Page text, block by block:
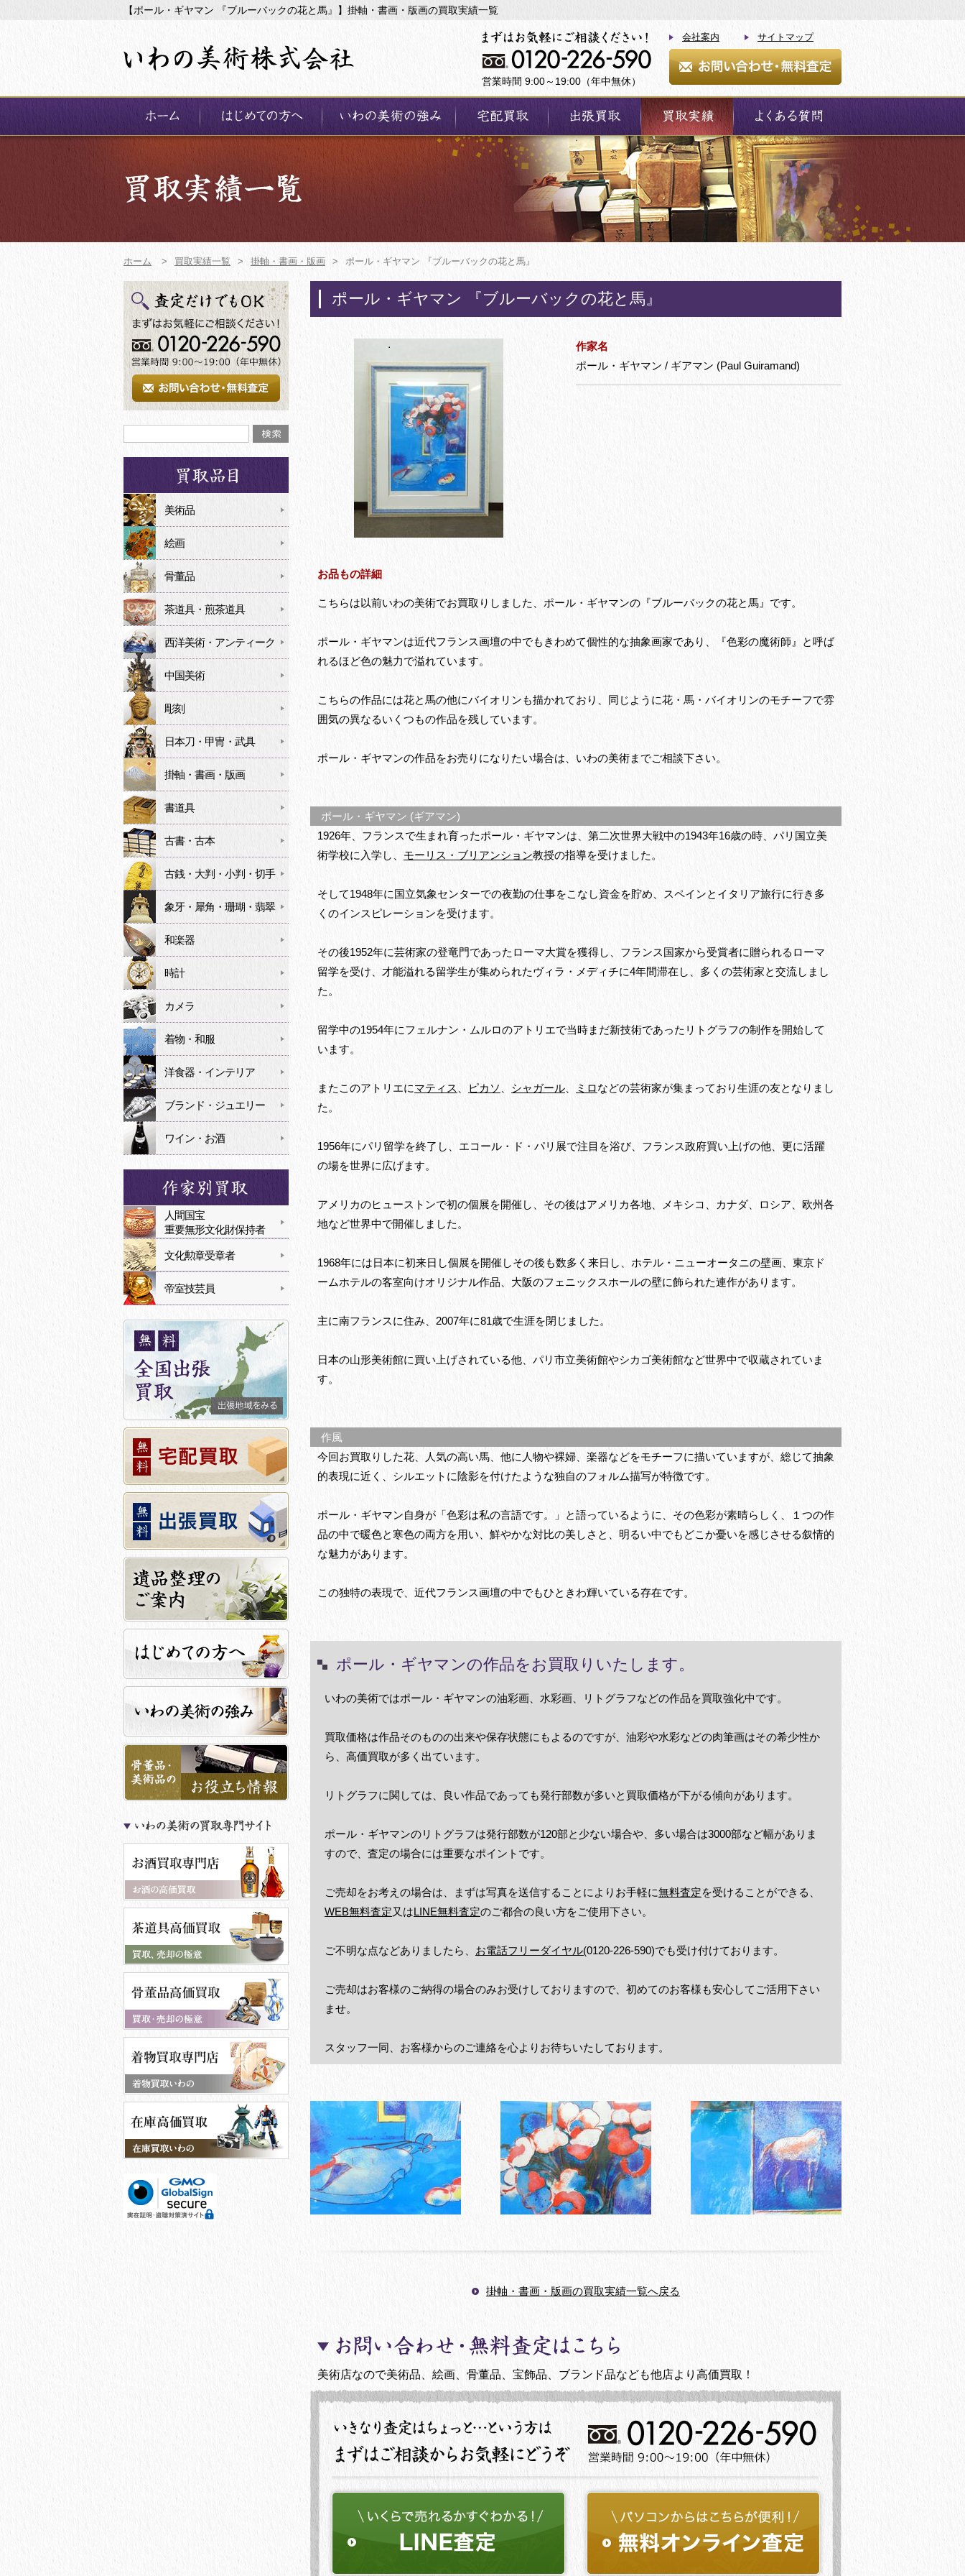
【ポール・ギヤマン 『ブルーバックの花と馬』】掛軸・書画・版画の買取実績一覧
営業時間 9:00～19:00（年中無休）
会社案内 サイトマップ
ホーム > 買取実績一覧 > 掛軸・書画・版画 > ポール・ギヤマン 『ブルーバックの花と馬』
ポール・ギヤマン 『ブルーバックの花と馬』
作家名
ポール・ギヤマン / ギアマン (Paul Guiramand)
お品もの詳細
こちらは以前いわの美術でお買取りしました、ポール・ギヤマンの『ブルーバックの花と馬』です。
ポール・ギヤマンは近代フランス画壇の中でもきわめて個性的な抽象画家であり、『色彩の魔術師』と呼ば
れるほど色の魅力で溢れています。
こちらの作品には花と馬の他にバイオリンも描かれており、同じように花・馬・バイオリンのモチーフで雰
囲気の異なるいくつもの作品を残しています。
ポール・ギヤマンの作品をお売りになりたい場合は、いわの美術までご相談下さい。
ポール・ギヤマン (ギアマン)
1926年、フランスで生まれ育ったポール・ギヤマンは、第二次世界大戦中の1943年16歳の時、パリ国立美
術学校に入学し、 モーリス・ブリアンション教授の指導を受けました。
そして1948年に国立気象センターでの夜勤の仕事をこなし資金を貯め、スペインとイタリア旅行に行き多
くのインスピレーションを受けます。
その後1952年に芸術家の登竜門であったローマ大賞を獲得し、フランス国家から受賞者に贈られるローマ
留学を受け、才能溢れる留学生が集められたヴィラ・メディチに4年間滞在し、多くの芸術家と交流しまし
た。
留学中の1954年にフェルナン・ムルロのアトリエで当時まだ新技術であったリトグラフの制作を開始して
います。
またこのアトリエにマティス ピカソ シャガール、 ミロなどの芸術家が集まっており生涯の友となりまし
た。
1956年にパリ留学を終了し、エコール・ド・パリ展で注目を浴び、フランス政府買い上げの他、更に活躍
の場を世界に広げます。
アメリカのヒューストンで初の個展を開催し、その後はアメリカ各地、メキシコ、カナダ、ロシア、欧州各
地など世界中で開催しました。
1968年には日本に初来日し個展を開催しその後も数多く来日し、ホテル・ニューオータニの壁画、東京ド
ームホテルの客室向けオリジナル作品、大阪のフェニックスホールの壁に飾られた連作があります。
主に南フランスに住み、2007年に81歳で生涯を閉じました。
日本の山形美術館に買い上げされている他、パリ市立美術館やシカゴ美術館など世界中で収蔵されていま
す。
作風
今回お買取りした花、人気の高い馬、他に人物や裸婦、楽器などをモチーフに描いていますが、総じて抽象
的表現に近く、シルエットに陰影を付けたような独自のフォルム描写が特徴です。
ポール・ギヤマン自身が「色彩は私の言語です。」と語っているように、その色彩が素晴らしく、１つの作
品の中で暖色と寒色の両方を用い、鮮やかな対比の美しさと、明るい中でもどこか憂いを感じさせる叙情的
な魅力があります。
この独特の表現で、近代フランス画壇の中でもひときわ輝いている存在です。
ポール・ギヤマンの作品をお買取りいたします。
いわの美術ではポール・ギヤマンの油彩画、水彩画、リトグラフなどの作品を買取強化中です。
買取価格は作品そのものの出来や保存状態にもよるのですが、油彩や水彩などの肉筆画はその希少性か
ら、高価買取が多く出ています。
リトグラフに関しては、良い作品であっても発行部数が多いと買取価格が下がる傾向があります。
ポール・ギヤマンのリトグラフは発行部数が120部と少ない場合や、多い場合は3000部など幅がありま
すので、査定の場合には重要なポイントです。
ご売却をお考えの場合は、まずは写真を送信することによりお手軽に無料査定を受けることができる、
WEB無料査定又はLINE無料査定のご都合の良い方をご使用下さい。
ご不明な点などありましたら、 お電話フリーダイヤル(0120-226-590)でも受け付けております。
ご売却はお客様のご納得の場合のみお受けしておりますので、初めてのお客様も安心してご活用下さい
ませ。
スタッフ一同、お客様からのご連絡を心よりお待ちいたしております。
掛軸・書画・版画の買取実績一覧へ戻る
美術店なので美術品、絵画、骨董品、宝飾品、ブランド品なども他店より高価買取！
美術品
絵画
骨董品
茶道具・煎茶道具
西洋美術・アンティーク
中国美術
彫刻
日本刀・甲冑・武具
掛軸・書画・版画
書道具
古書・古本
古銭・大判・小判・切手
象牙・犀角・珊瑚・翡翠
和楽器
時計
カメラ
着物・和服
洋食器・インテリア
ブランド・ジュエリー
ワイン・お酒
人間国宝
重要無形文化財保持者
文化勲章受章者
帝室技芸員